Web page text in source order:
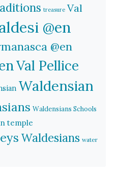
treasure Val
@en
@en
Val Pellice
Waldensian
Waldensians Schools
temple
Waldesians water